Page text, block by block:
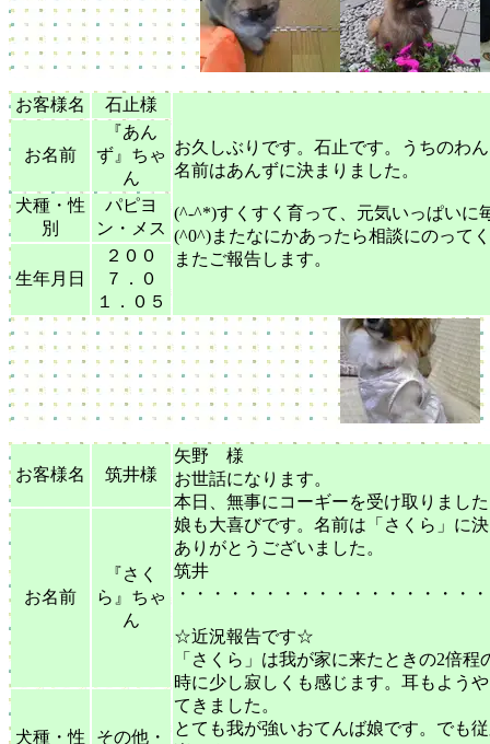
お客様名 石止様
お久しぶりです。石止です。うちのわ
名前はあんずに決まりました。
(^-^*)すくすく育って、元気いっぱいに
(^0^)またなにかあったら相談にのって
またご報告します。
お名前
『あん
ず』ちゃ
ん
犬種・性
別
パピヨ
ン・メス
生年月日
２００
７．０
１．０５
お客様名 筑井様
矢野 様
お世話になります。
本日、無事にコーギーを受け取りまし
娘も大喜びです。名前は「さくら」に
ありがとうございました。
筑井
・・・・・・・・・・・・・・・・・
☆近況報告です☆
「さくら」は我が家に来たときの2倍
時に少し寂しくも感じます。耳もよう
てきました。
とても我が強いおてんば娘です。でも
お名前
『さく
ら』ちゃ
ん
犬種・性
その他・